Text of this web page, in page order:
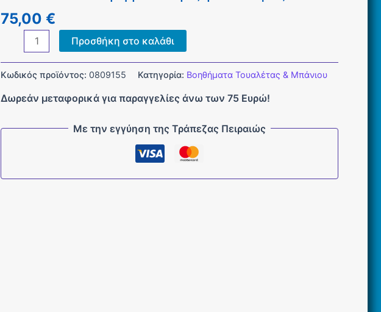
75,00€
Τουαλέτα
Σταθερή
με
Ύψος
Προσθήκη στο καλάθι
Κωδικός προϊόντος:0809155 Κατηγορία: Βοηθήματα Τουαλέτας & Μπάνιου
Δωρεάν μεταφορικά για παραγγελίες άνω των 75 Ευρώ!
Με την εγγύηση της Τράπεζας Πειραιώς